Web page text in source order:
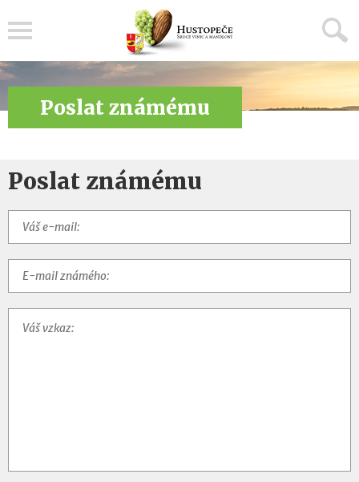
Poslat známému
Poslat známému